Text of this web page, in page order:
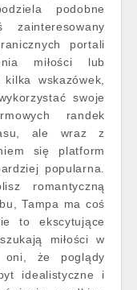
podobne
portali
miłości lub
wskazówek,
swoje
randek
ale wraz z
się platform
popularna.
romantyczną
Tampa ma coś
to ekscytujące
miłości w
oni, że poglądy
idealistyczne i